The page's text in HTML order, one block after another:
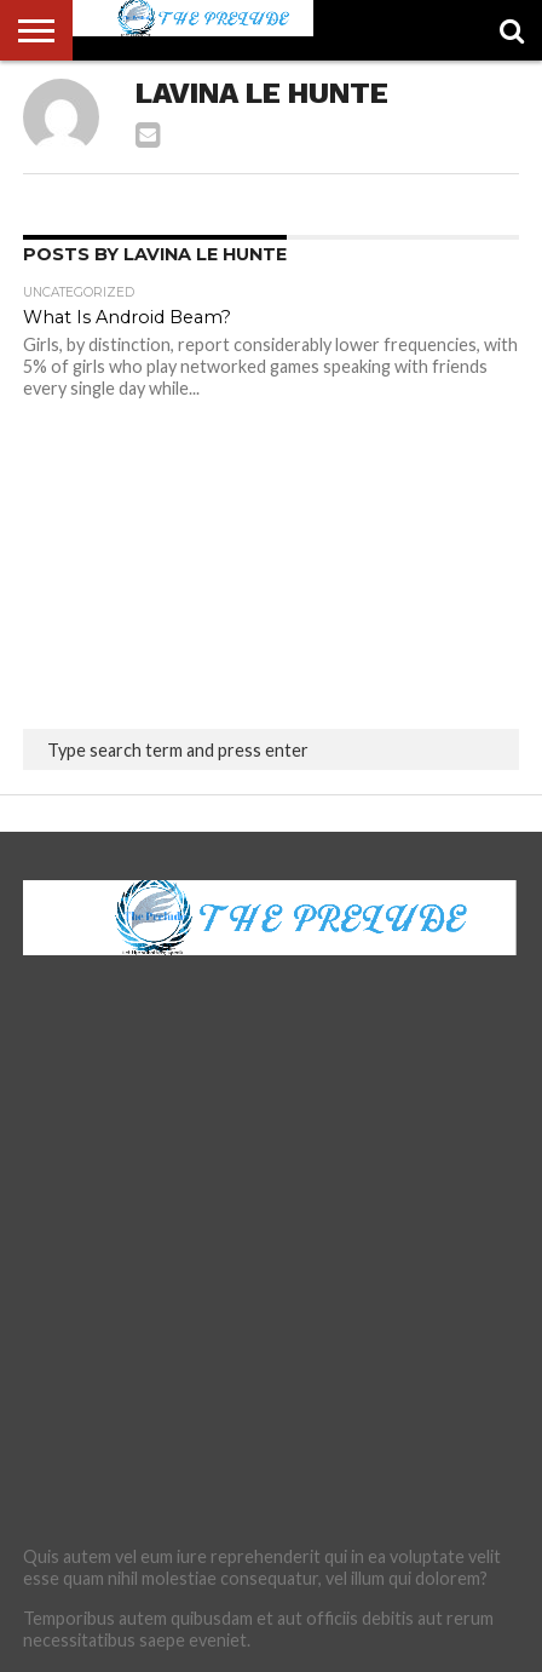
ABOUT
US
ACCOUNT
AUTHORS
LIST
FULL-
WIDTH
PAGE
HOME
LATEST
NEWS
LOGIN
LOGOUT
MEMBERS
PASSWORD
RESET
REGISTER
SAMPLE
PAGE
TYPOGRAPHY
USER LAVINA LE HUNTE
POSTS BY LAVINA LE HUNTE
UNCATEGORIZED
What Is Android Beam?
Girls, by distinction, report considerably lower frequencies, with
5% of girls who play networked games speaking with friends
every single day while...
Quis autem vel eum iure reprehenderit qui in ea voluptate velit
esse quam nihil molestiae consequatur, vel illum qui dolorem?
Temporibus autem quibusdam et aut officiis debitis aut rerum
necessitatibus saepe eveniet.